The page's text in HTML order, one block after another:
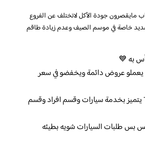
مايقصرون جودة الأكل لاتختلف عن الفروع
خاصة في موسم الصيف وعدم زيادة طاقم
به 💙
يعملو عروض دائمة ويخفضو في سعر
The best in the east يتميز بخدمة سيارات وقسم افراد وقسم
بس طلبات السيارات شويه بطيئه